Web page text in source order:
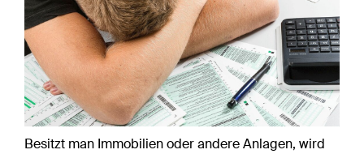
Besitzt man Immobilien oder andere Anlagen, wird